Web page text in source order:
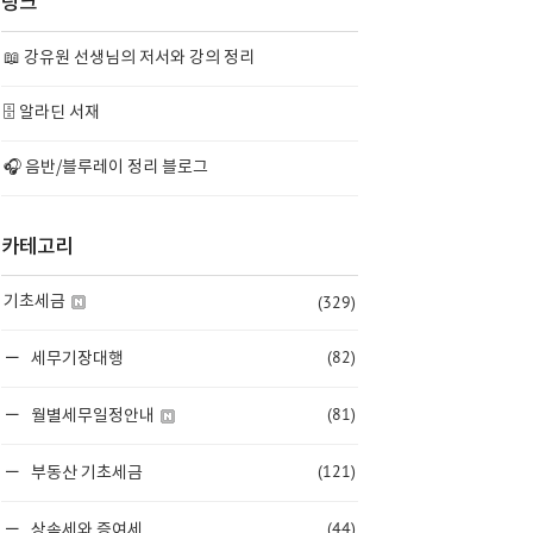
📖 강유원 선생님의 저서와 강의 정리
🗄️ 알라딘 서재
🎧 음반/블루레이 정리 블로그
카테고리
기초세금 (329)
세무기장대행 (82)
월별세무일정안내 (81)
부동산 기초세금 (121)
(44)